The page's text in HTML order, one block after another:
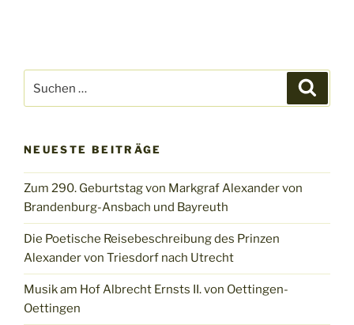
nach:
NEUESTE BEITRÄGE
Zum 290. Geburtstag von Markgraf Alexander von
Brandenburg-Ansbach und Bayreuth
Die Poetische Reisebeschreibung des Prinzen
Alexander von Triesdorf nach Utrecht
Musik am Hof Albrecht Ernsts II. von Oettingen-
Oettingen